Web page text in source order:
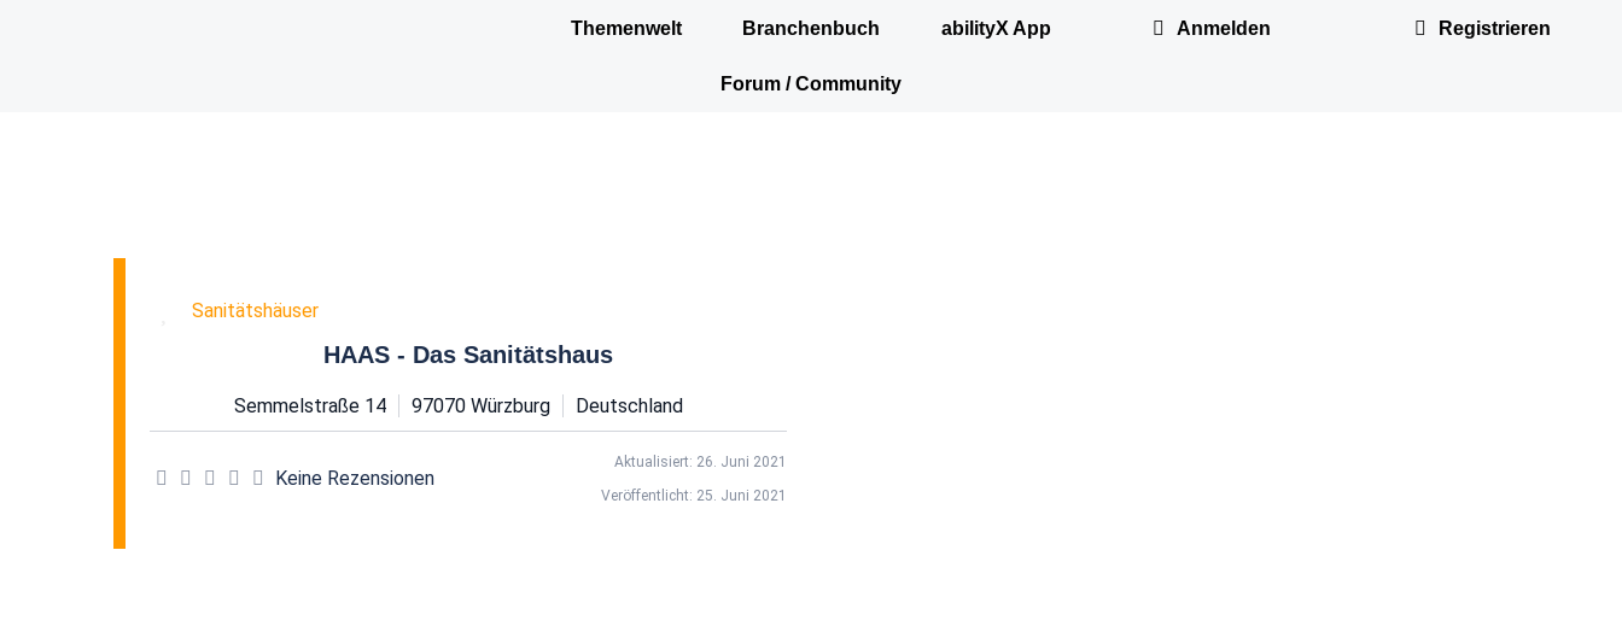
Themenwelt Branchenbuch abilityX App
Forum / Community
Anmelden Registrieren
Favorit
Sanitätshäuser
HAAS - Das Sanitätshaus
Semmelstraße 14 97070 Würzburg Deutschland
Keine Rezensionen
Aktualisiert: 26. Juni 2021
Veröffentlicht: 25. Juni 2021